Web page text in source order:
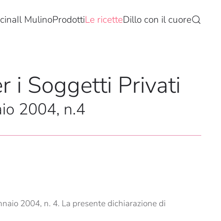
Il MulinoProdottiLe ricetteDillo con il cuore
i Soggetti Privati
2004, n.4
2004, n. 4. La presente dichiarazione di